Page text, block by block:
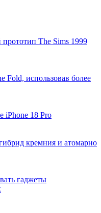
The Sims 1999
Fold, использовав более
iPhone 18 Pro
кремния и атомарно
гаджеты